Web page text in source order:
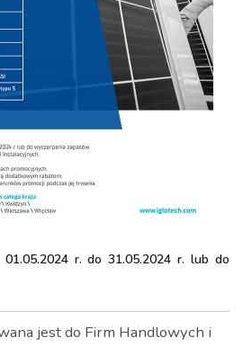
r. do 31.05.2024 r. lub do
jest do Firm Handlowych i